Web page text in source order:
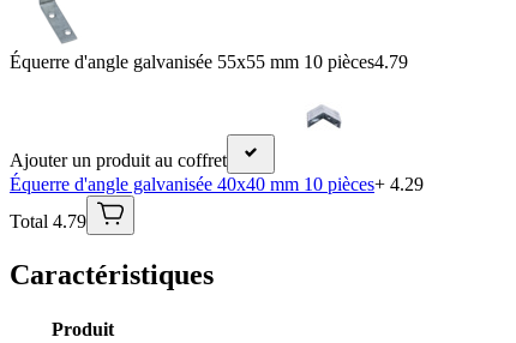
Équerre d'angle galvanisée 55x55 mm 10 pièces4.79
Ajouter un produit au coffret
Équerre d'angle galvanisée 40x40 mm 10 pièces+ 4.29
Total 4.79
Caractéristiques
Produit